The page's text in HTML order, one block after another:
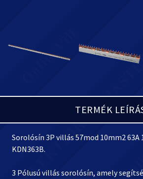
TERMÉK
Sorolósín 3P villás 57mod 10mm2 63A
KDN363B.
3 Pólusú villás sorolósín, amely